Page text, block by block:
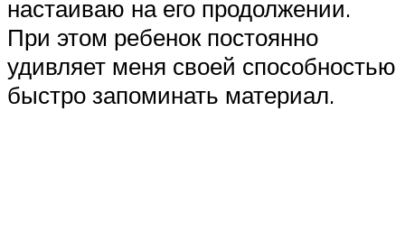
настаиваю на его продолжении.
При этом ребенок постоянно
удивляет меня своей способностью
быстро запоминать материал.